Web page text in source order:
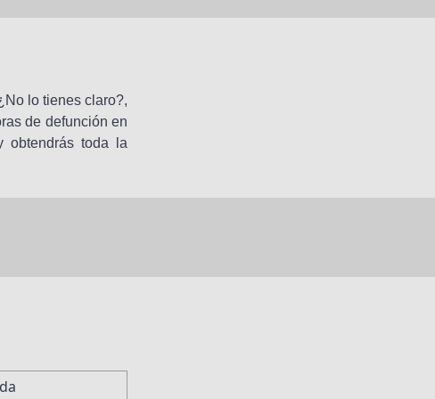
lo tienes claro?,
de defunción en
obtendrás toda la